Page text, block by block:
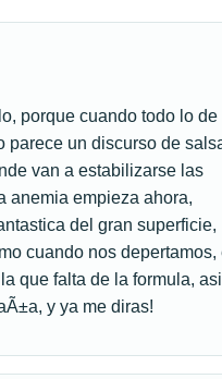
porque cuando todo lo de
parece un discurso de
van a estabilizarse las
anemia empieza ahora,
del gran superficie,
cuando nos depertamos,
que falta de la formula, asi
y ya me diras!